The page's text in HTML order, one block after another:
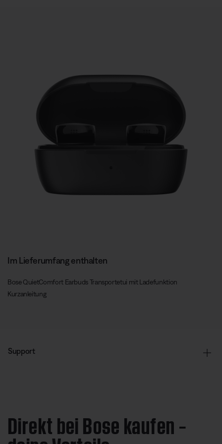
Im Lieferumfang enthalten
Bose QuietComfort Earbuds Transportetui mit Ladefunktion
Kurzanleitung
Support
Direkt bei Bose kaufen –